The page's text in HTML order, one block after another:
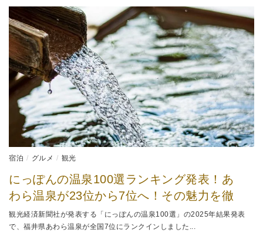
宿泊 グルメ 観光
にっぽんの温泉100選ランキング発表！あ
わら温泉が23位から7位へ！その魅力を徹
観光経済新聞社が発表する「にっぽんの温泉100選」の2025年結果発表
で、福井県あわら温泉が全国7位にランクインしました...